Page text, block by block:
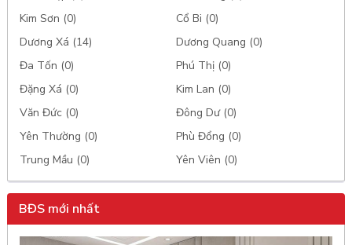
Kim Sơn (0)
Cổ Bi (0)
Dương Xá (14)
Dương Quang (0)
Đa Tốn (0)
Phú Thị (0)
Đặng Xá (0)
Kim Lan (0)
Văn Đức (0)
Đông Dư (0)
Yên Thường (0)
Phù Đổng (0)
Trung Mầu (0)
Yên Viên (0)
BĐS mới nhất